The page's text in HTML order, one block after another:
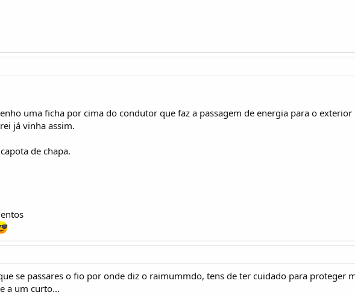
uma ficha por cima do condutor que faz a passagem de energia para o exterior
já vinha assim.
de chapa.
se passares o fio por onde diz o raimummdo, tens de ter cuidado para proteger
a um curto...